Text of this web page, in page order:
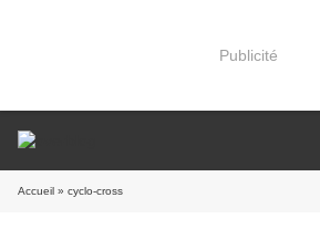
Publicité
Accueil » cyclo-cross